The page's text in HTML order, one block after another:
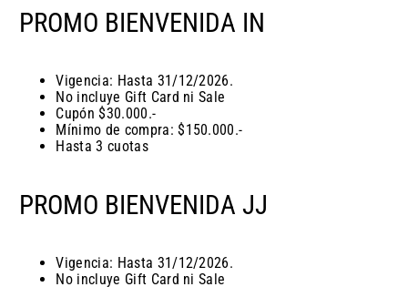
PROMO BIENVENIDA IN
Vigencia: Hasta 31/12/2026.
No incluye Gift Card ni Sale
Cupón $30.000.-
Mínimo de compra: $150.000.-
Hasta 3 cuotas
PROMO BIENVENIDA JJ
Vigencia: Hasta 31/12/2026.
No incluye Gift Card ni Sale